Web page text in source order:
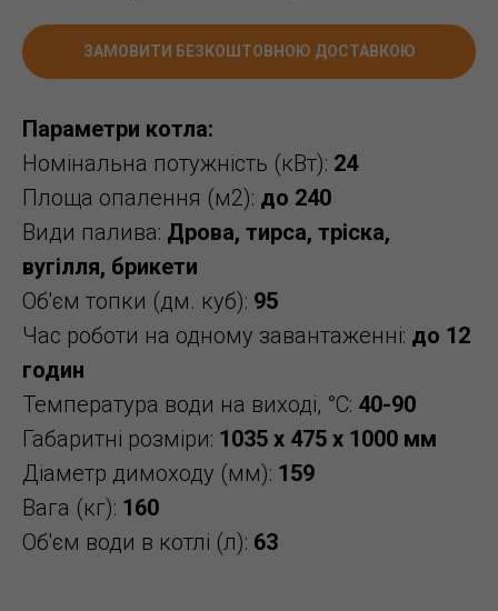
ЗАМОВИТИ БЕЗКОШТОВНОЮ ДОСТАВКОЮ
Параметри котла:
Номінальна потужність (кВт): 24
Площа опалення (м2): до 240
Види палива: Дрова, тирса, тріска,
вугілля, брикети
Об'єм топки (дм. куб): 95
Час роботи на одному завантаженні: до 12
годин
Температура води на виході, °C: 40-90
Габаритні розміри: 1035 x 475 x 1000 мм
Діаметр димоходу (мм): 159
Вага (кг): 160
Об'єм води в котлі (л): 63